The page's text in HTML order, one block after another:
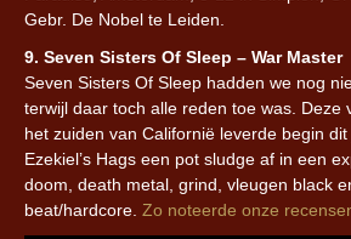
Gebr. De Nobel te Leiden.
9. Seven Sisters Of Sleep – War Master
Seven Sisters Of Sleep hadden we nog
terwijl daar toch alle reden toe was. Deze
het zuiden van Californië leverde begin
Ezekiel’s Hags een pot sludge af in een
doom, death metal, grind, vleugen black
beat/hardcore. Zo noteerde onze